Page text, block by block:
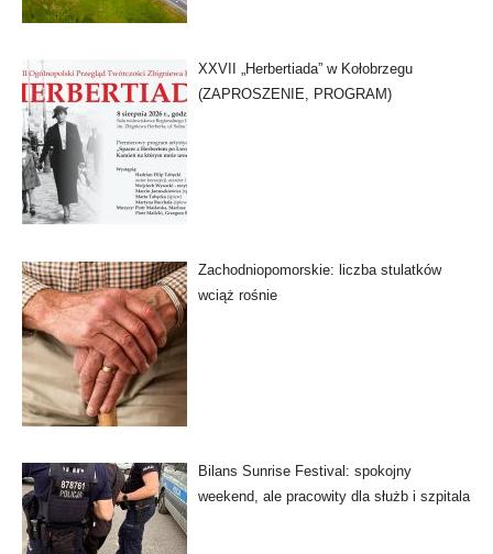
XXVII „Herbertiada” w Kołobrzegu
(ZAPROSZENIE, PROGRAM)
Zachodniopomorskie: liczba stulatków
wciąż rośnie
Bilans Sunrise Festival: spokojny
weekend, ale pracowity dla służb i szpitala